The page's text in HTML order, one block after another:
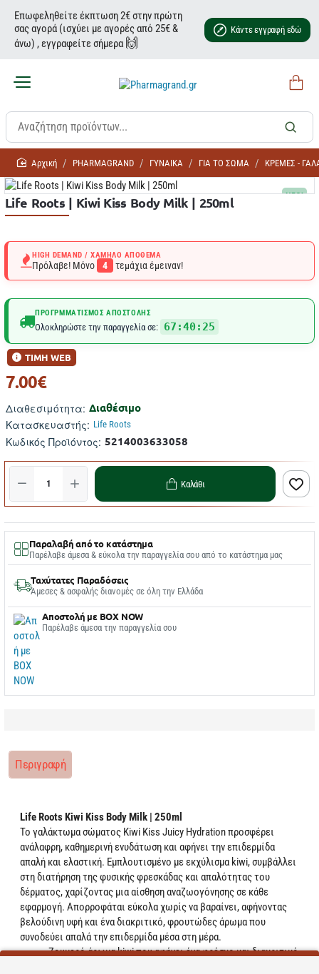
Επωφεληθείτε έκπτωση 2€ στην πρώτη
σας αγορά (ισχύει με αγορές από 25€ &
άνω) , εγγραφείτε σήμερα 🙌
Κάντε εγγραφή εδώ
homePHARMAGRAND ΓΥΝΑΙΚΑ ΓΙΑ ΤΟ ΣΩΜΑ ΚΡΕΜΕΣ -
NEO!
Life Roots | Kiwi Kiss Body Milk | 250ml
HIGH DEMAND / ΧΑΜΗΛΌ ΑΠΌΘΕΜΑ
Πρόλαβε! Μόνο 4 τεμάχια έμειναν!
ΠΡΟΓΡΜΜΑΤΙΣΜΌΣ ΑΠΟΣΤΟΛΉΣ
Ολοκληρώστε την παραγγελία σε: 67:40:24
Διαθεσιμότητα: Διαθέσιμο
Κατασκευαστής: Life Roots
Κωδικός Προϊόντος: 5214003633058
ΤΙΜΗ WEB
7.00€
Καλάθι
Παραλαβή από το κατάστημα
Παρέλαβε άμεσα & εύκολα την παραγγελία σου από το κατάστημα μας
Ταχύτατες Παραδόσεις
Άμεσες & ασφαλής διανομές σε όλη την Ελλάδα
Αποστολή με BOX NOW
Παρέλαβε άμεσα την παραγγελία σου
Περιγραφή
Life Roots Kiwi Kiss Body Milk | 250ml
Το γαλάκτωμα σώματος Kiwi Kiss Juicy Hydration προσφέρει
ανάλαφρη, καθημερινή ενυδάτωση και αφήνει την επιδερμίδα
απαλή και ελαστική. Εμπλουτισμένο με εκχύλισμα kiwi, συμβάλλει
στη διατήρηση της φυσικής φρεσκάδας και απαλότητας του
δέρματος, χαρίζοντας μια αίσθηση αναζωογόνησης σε κάθε
εφαρμογή. Απορροφάται εύκολα χωρίς να βαραίνει, αφήνοντας
βελούδινη υφή και ένα διακριτικό, φρουτώδες άρωμα που
συνοδεύει απαλά την επιδερμίδα μέσα στη μέρα.
Ζουμερό άρωμα kiwi που αφήνει ένα φρέσκο και διακριτικό